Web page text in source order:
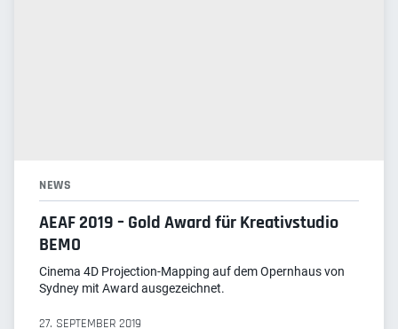
NEWS
AEAF 2019 – Gold Award für Kreativstudio
BEMO
Cinema 4D Projection-Mapping auf dem Opernhaus von
Sydney mit Award ausgezeichnet.
27. SEPTEMBER 2019